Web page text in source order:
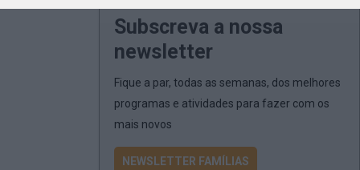
Subscreva a nossa
newsletter
Fique a par, todas as semanas, dos melhores
programas e atividades para fazer com os
mais novos
NEWSLETTER FAMÍLIAS